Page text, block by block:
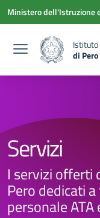
Vai ai contenuti
Vai al menu di
Vai al footer
Ministero dell'Istruzione
Istituto
di Pero
Servizi
I servizi offerti
Pero dedicati
personale ATA